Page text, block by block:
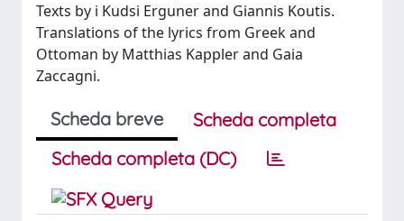
Texts by i Kudsi Erguner and Giannis Koutis.
Translations of the lyrics from Greek and
Ottoman by Matthias Kappler and Gaia
Zaccagni.
Scheda breve
Scheda completa
Scheda completa (DC)